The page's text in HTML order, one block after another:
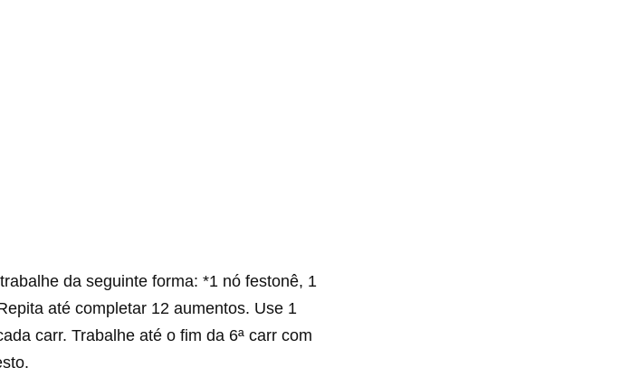
da seguinte forma: *1 nó festonê, 1
até completar 12 aumentos. Use 1
carr. Trabalhe até o fim da 6ª carr com